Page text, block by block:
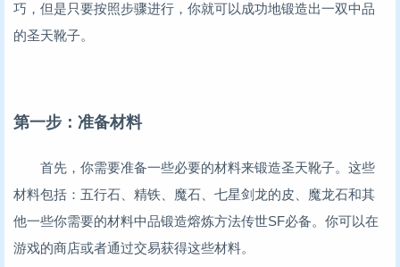
巧，但是只要按照步骤进行，你就可以成功地锻造出一双中品
的圣天靴子。
第一步：准备材料
首先，你需要准备一些必要的材料来锻造圣天靴子。这些
材料包括：五行石、精铁、魔石、七星剑龙的皮、魔龙石和其
他一些你需要的材料中品锻造熔炼方法传世SF必备。你可以在
游戏的商店或者通过交易获得这些材料。